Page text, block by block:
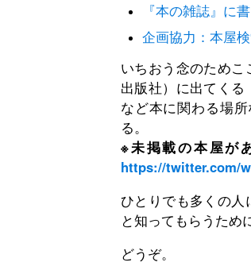
『本の雑誌』に
企画協力：本屋
いちおう念のため
出版社）に出てく
など本に関わる場
る。
※未掲載の本屋が
https://twitter.com/
ひとりでも多くの人
と知ってもらうため
どうぞ。